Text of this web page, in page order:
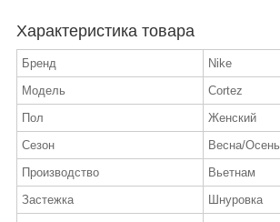
Характеристика товара
Бренд
Nike
Модель
Cortez
Пол
Женский
Сезон
Весна/Осень
Производство
Вьетнам
Застежка
Шнуровка